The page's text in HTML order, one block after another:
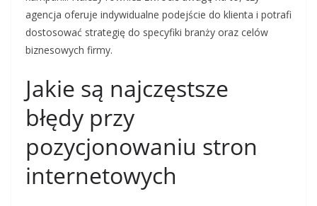
agencja oferuje indywidualne podejście do klienta i potrafi
dostosować strategię do specyfiki branży oraz celów
biznesowych firmy.
Jakie są najczęstsze
błędy przy
pozycjonowaniu stron
internetowych